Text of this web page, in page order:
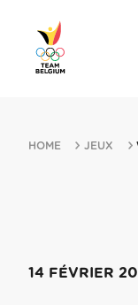
HOME JEUX
14 FÉVRIER